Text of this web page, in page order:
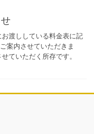
渡ししている料金表に記
案内させていただきま
せていただく所存です。